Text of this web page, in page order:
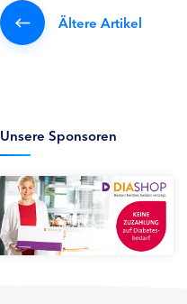
Ältere Artikel
Unsere Sponsoren